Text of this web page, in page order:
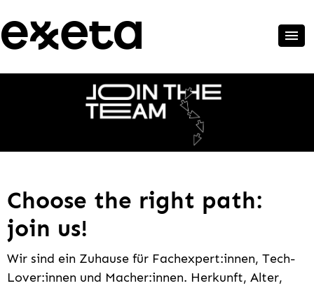
Choose the right path:
join us!
Wir sind ein Zuhause für Fachexpert:innen, Tech-
Lover:innen und Macher:innen. Herkunft, Alter,